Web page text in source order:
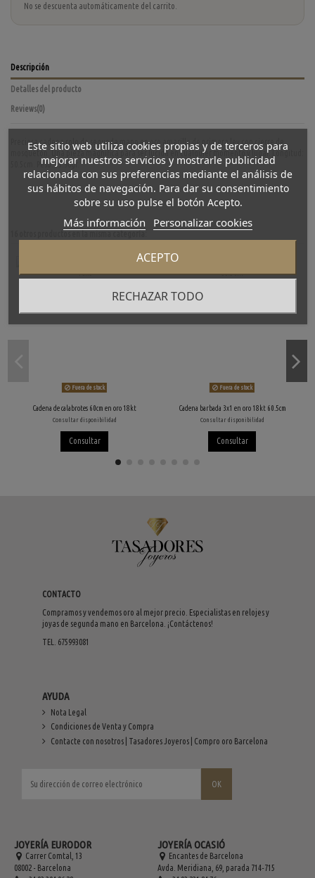
No se descuenta automáticamente del carrito.
Descripción
Detalles del producto
Reviews(0)
Preciosa cadena rolo de segunda mano en oro amarillo de primera ley con cierre de
mosquetón. Una pieza magnífica para ser lucida en cualquier momento y lugar. Longitud:
50.5cm. Peso: 13.96gr.
Fuera de stock
Cadena de calabrotes 60cm en oro 18kt
Consultar disponibilidad
Consultar
Fuera de stock
Cadena barbada 3x1 en oro 18kt 60.5cm
Consultar disponibilidad
Consultar
CONTACTO
Compramos y vendemos oro al mejor precio. Especialistas en relojes y
joyas de segunda mano en Barcelona. ¡Contáctenos!
TEL. 675993081
AYUDA
Nota Legal
Condiciones de Venta y Compra
Contacte con nosotros | Tasadores Joyeros | Compro oro Barcelona
JOYERÍA EURODOR
Carrer Comtal, 13
08002 - Barcelona
JOYERÍA OCASIÓ
Encantes de Barcelona
Avda. Meridiana, 69, parada 714-715
Este sitio web utiliza cookies propias y de terceros para
mejorar nuestros servicios y mostrarle publicidad
relacionada con sus preferencias mediante el análisis de
sus hábitos de navegación. Para dar su consentimiento
sobre su uso pulse el botón Acepto.
Más información Personalizar cookies
RECHAZAR TODO
ACEPTO